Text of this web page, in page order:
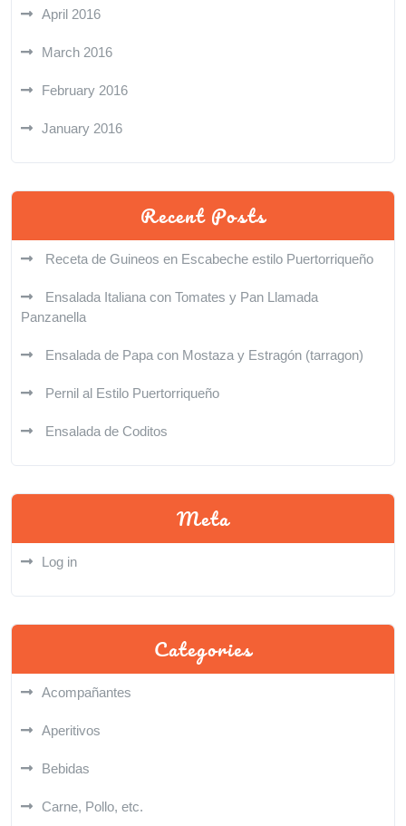
April 2016
March 2016
February 2016
January 2016
Recent Posts
Receta de Guineos en Escabeche estilo Puertorriqueño
Ensalada Italiana con Tomates y Pan Llamada
Panzanella
Ensalada de Papa con Mostaza y Estragón (tarragon)
Pernil al Estilo Puertorriqueño
Ensalada de Coditos
Meta
Log in
Categories
Acompañantes
Aperitivos
Bebidas
Carne, Pollo, etc.